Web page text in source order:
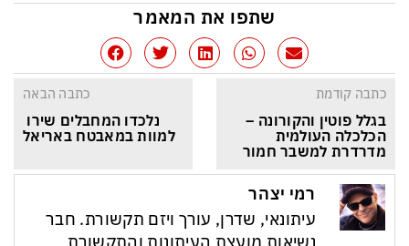
שתפו את המאמר
כתבה קודמת
בגלל פוטין והקורונה –
הכלכלה העולמית
מדרדרת למשבר חמור
כתבה הבאה
נלכדו המחבלים שירו
למוות במאבטח באריאל
רמי יצהר
עיתונאי, שדרן, עורך ויזם תקשורת. חבר